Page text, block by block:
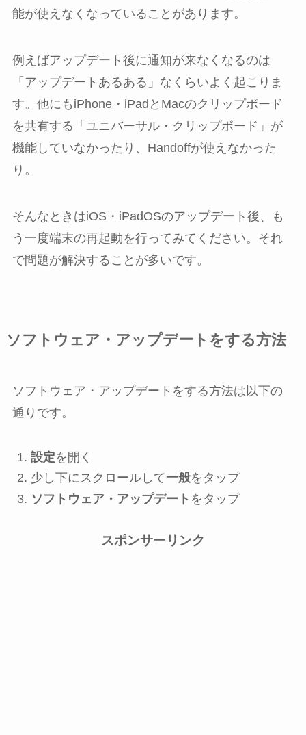
能が使えなくなっていることがあります。
例えばアップデート後に通知が来なくなるのは
「アップデートあるある」なくらいよく起こりま
す。他にもiPhone・iPadとMacのクリップボード
を共有する「ユニバーサル・クリップボード」が
機能していなかったり、Handoffが使えなかった
り。
そんなときはiOS・iPadOSのアップデート後、も
う一度端末の再起動を行ってみてください。それ
で問題が解決することが多いです。
ソフトウェア・アップデートをする方法
ソフトウェア・アップデートをする方法は以下の
通りです。
設定を開く
少し下にスクロールして一般をタップ
ソフトウェア・アップデート をタップ
スポンサーリンク